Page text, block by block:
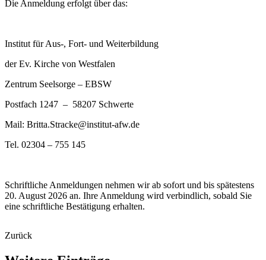
Die Anmeldung erfolgt über das:
Institut für Aus-, Fort- und Weiterbildung
der Ev. Kirche von Westfalen
Zentrum Seelsorge – EBSW
Postfach 1247 – 58207 Schwerte
Mail: Britta.Stracke@institut-afw.de
Tel. 02304 – 755 145
Schriftliche Anmeldungen nehmen wir ab sofort und bis spätestens
20. August 2026 an. Ihre Anmeldung wird verbindlich, sobald Sie
eine schriftliche Bestätigung erhalten.
Zurück